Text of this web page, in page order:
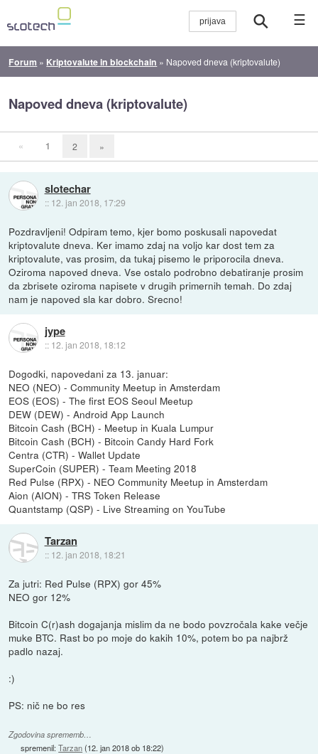
☰
Forum » Kriptovalute in blockchain » Napoved dneva (kriptovalute)
Napoved dneva (kriptovalute)
« 1 2 »
slotechar
:: 12. jan 2018, 17:29
Pozdravljeni! Odpiram temo, kjer bomo poskusali napovedat
kriptovalute dneva. Ker imamo zdaj na voljo kar dost tem za
kriptovalute, vas prosim, da tukaj pisemo le priporocila dneva.
Oziroma napoved dneva. Vse ostalo podrobno debatiranje prosim
da zbrisete oziroma napisete v drugih primernih temah. Do zdaj
nam je napoved sla kar dobro. Srecno!
jype
:: 12. jan 2018, 18:12
Dogodki, napovedani za 13. januar:
NEO (NEO) - Community Meetup in Amsterdam
EOS (EOS) - The first EOS Seoul Meetup
DEW (DEW) - Android App Launch
Bitcoin Cash (BCH) - Meetup in Kuala Lumpur
Bitcoin Cash (BCH) - Bitcoin Candy Hard Fork
Centra (CTR) - Wallet Update
SuperCoin (SUPER) - Team Meeting 2018
Red Pulse (RPX) - NEO Community Meetup in Amsterdam
Aion (AION) - TRS Token Release
Quantstamp (QSP) - Live Streaming on YouTube
Tarzan
:: 12. jan 2018, 18:21
Za jutri: Red Pulse (RPX) gor 45%
NEO gor 12%
Bitcoin C(r)ash dogajanja mislim da ne bodo povzročala kake večje
muke BTC. Rast bo po moje do kakih 10%, potem bo pa najbrž
padlo nazaj.
:)
PS: nič ne bo res
Zgodovina sprememb…
spremenil:Tarzan(12. jan 2018 ob 18:22)